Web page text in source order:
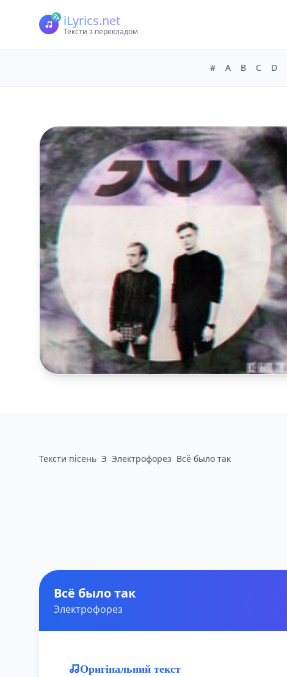
iLyrics.net
Тексти з перекладом
# A B C D
Тексти пісень Э Электрофорез Всё было так
Всё было так
Электрофорез
Оригінальний текст